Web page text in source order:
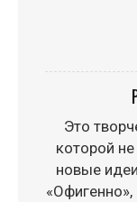
Это
которой
новые